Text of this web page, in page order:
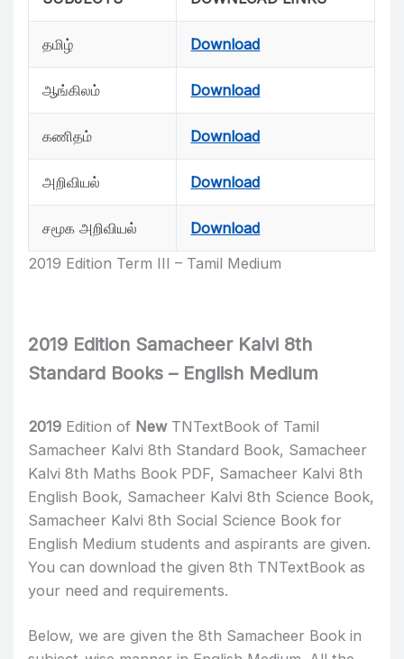
தமிழ் Download
ஆங்கிலம் Download
கணிதம் Download
அறிவியல் Download
சமூக அறிவியல்
Download
2019 Edition Term III – Tamil Medium
2019 Edition Samacheer Kalvi 8th
Standard Books – English Medium
2019 Edition of NewTNTextBook of Tamil
Samacheer Kalvi 8th Standard Book, Samacheer
Kalvi 8th Maths Book PDF, Samacheer Kalvi 8th
English Book, Samacheer Kalvi 8th Science Book,
Samacheer Kalvi 8th Social Science Book for
English Medium students and aspirants are given.
You can download the given 8th TNTextBook as
your need and requirements.
Below, we are given the 8th Samacheer Book in